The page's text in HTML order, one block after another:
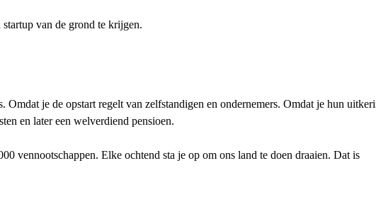
van de grond te krijgen.
je de opstart regelt van zelfstandigen en ondernemers. Omdat je hun
en later een welverdiend pensioen.
vennootschappen. Elke ochtend sta je op om ons land te doen draaien. Dat is